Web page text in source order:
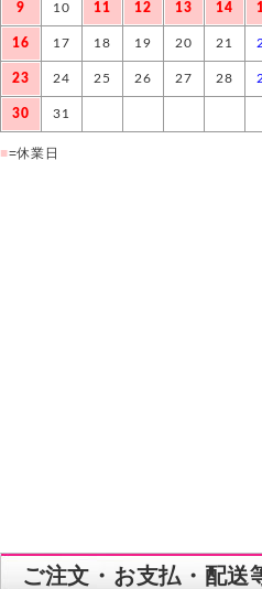
9 10 11 12 13 14
16 17 18 19 20 21
23 24 25 26 27 28
30 31
■=休業日
ご注文・お支払・配送